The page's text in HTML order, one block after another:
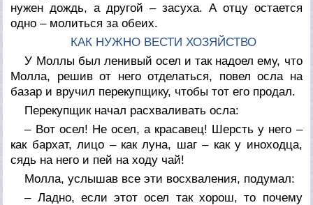
нужен дождь, а другой – засуха. А отцу остается
одно – молиться за обеих.
КАК НУЖНО ВЕСТИ ХОЗЯЙСТВО
У Моллы был ленивый осел и так надоел ему, что
Молла, решив от него отделаться, повел осла на
базар и вручил перекупщику, чтобы тот его продал.
Перекупщик начал расхваливать осла:
– Вот осел! Не осел, а красавец! Шерсть у него –
как бархат, лицо – как луна, шаг – как у иноходца,
сядь на него и пей на ходу чай!
Молла, услышав все эти восхваления, подумал:
– Ладно, если этот осел так хорош, то почему